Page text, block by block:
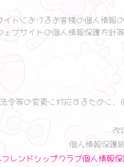
トにおけるお客様の個人情報の
ブサイトの個人情報保護方針等
令等の変更に対応するために
個人情報保護
レンドシップクラブ個人情報